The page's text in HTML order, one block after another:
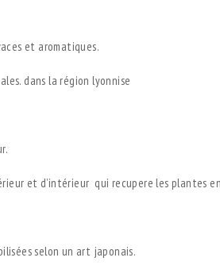
et aromatiques.
dans la région lyonnise
et d’intérieur qui recupere les plantes
selon un art japonais.